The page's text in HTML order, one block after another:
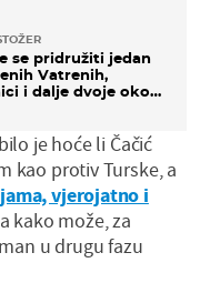
se pridružiti jedan
Vatrenih,
i dalje dvoje oko
je hoće li Čačić
kao protiv Turske, a
vjerojatno i
kako može, za
u drugu fazu